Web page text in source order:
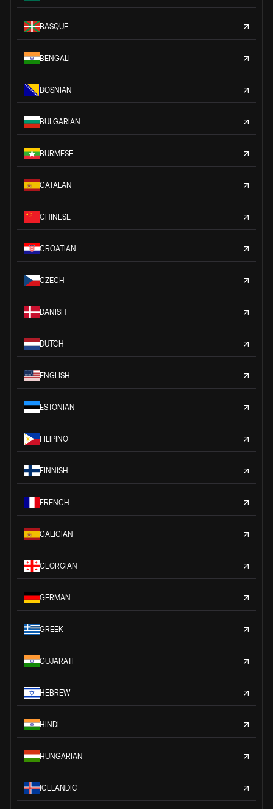
BASQUE
BENGALI
BOSNIAN
BULGARIAN
BURMESE
CATALAN
CHINESE
CROATIAN
CZECH
DANISH
DUTCH
ENGLISH
ESTONIAN
FILIPINO
FINNISH
FRENCH
GALICIAN
GEORGIAN
GERMAN
GREEK
GUJARATI
HEBREW
HINDI
HUNGARIAN
ICELANDIC